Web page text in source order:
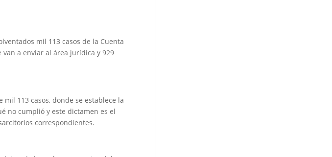
mil 113 casos de la Cuenta
van a enviar al área jurídica y 929
113 casos, donde se establece la
no cumplió y este dictamen es el
correspondientes.